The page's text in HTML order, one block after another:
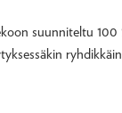
suunniteltu